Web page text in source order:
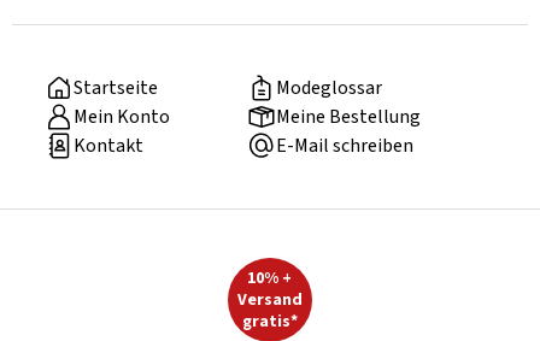
Startseite
Modeglossar
Mein Konto
Meine Bestellung
Kontakt
E-Mail schreiben
10% +
Versand
gratis*